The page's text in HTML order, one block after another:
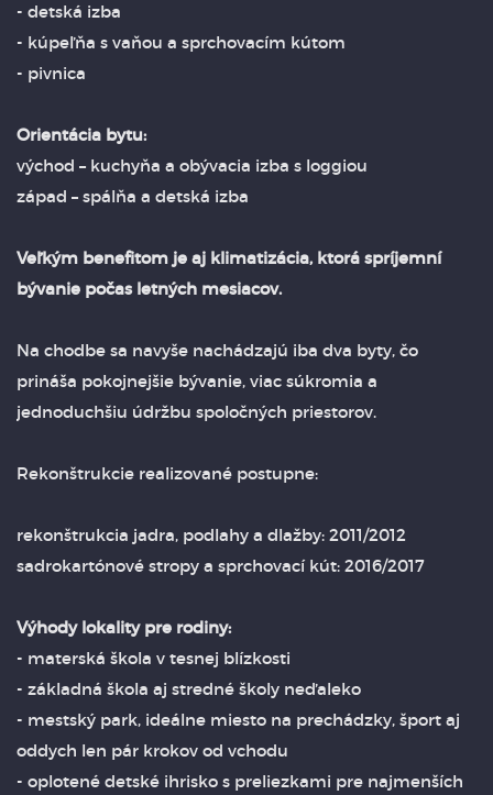
- detská izba
- kúpeľňa s vaňou a sprchovacím kútom
- pivnica
Orientácia bytu:
východ – kuchyňa a obývacia izba s loggiou
západ – spálňa a detská izba
Veľkým benefitom je aj klimatizácia, ktorá spríjemní
bývanie počas letných mesiacov.
Na chodbe sa navyše nachádzajú iba dva byty, čo
prináša pokojnejšie bývanie, viac súkromia a
jednoduchšiu údržbu spoločných priestorov.
Rekonštrukcie realizované postupne:
rekonštrukcia jadra, podlahy a dlažby: 2011/2012
sadrokartónové stropy a sprchovací kút: 2016/2017
Výhody lokality pre rodiny:
- materská škola v tesnej blízkosti
- základná škola aj stredné školy neďaleko
- mestský park, ideálne miesto na prechádzky, šport aj
oddych len pár krokov od vchodu
- oplotené detské ihrisko s preliezkami pre najmenších